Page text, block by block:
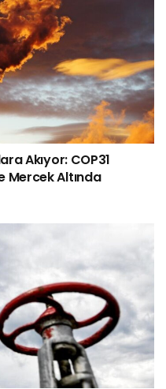
Akıyor: COP31
Mercek Altında